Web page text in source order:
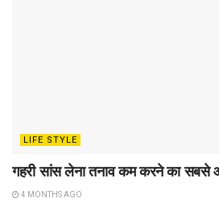
LIFE STYLE
गहरी सांस लेना तनाव कम करने का सबसे
4 MONTHS AGO